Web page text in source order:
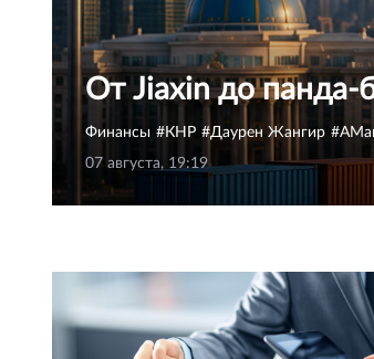
От Jiaxin до панда-
Финансы КНР Даурен Жангир
07 августа, 19:19